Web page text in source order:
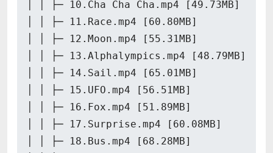
│ │ ├─ 10.Cha Cha Cha.mp4 [49.73MB]
│ │ ├─ 11.Race.mp4 [60.80MB]
│ │ ├─ 12.Moon.mp4 [55.31MB]
│ │ ├─ 13.Alphalympics.mp4 [48.79MB]
│ │ ├─ 14.Sail.mp4 [65.01MB]
│ │ ├─ 15.UFO.mp4 [56.51MB]
│ │ ├─ 16.Fox.mp4 [51.89MB]
│ │ ├─ 17.Surprise.mp4 [60.08MB]
│ │ ├─ 18.Bus.mp4 [68.28MB]